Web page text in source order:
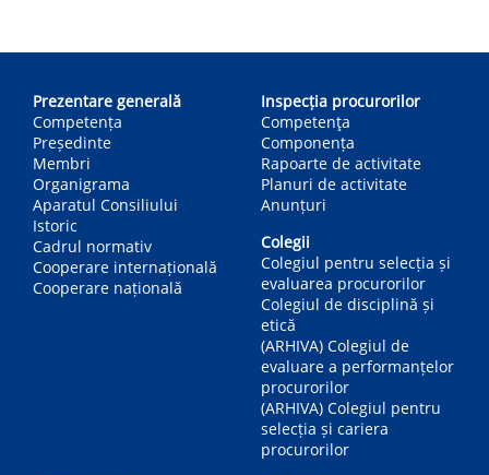
navigation
Prezentare generală
Competența
Președinte
Membri
Organigrama
Aparatul Consiliului
Istoric
Cadrul normativ
Cooperare internațională
Cooperare națională
Inspecția procurorilor
Competenţa
Componența
Rapoarte de activitate
Planuri de activitate
Anunțuri
Colegii
Colegiul pentru selecția și
evaluarea procurorilor
Colegiul de disciplină și
etică
(ARHIVA) Colegiul de
evaluare a performanțelor
procurorilor
(ARHIVA) Colegiul pentru
selecția și cariera
procurorilor